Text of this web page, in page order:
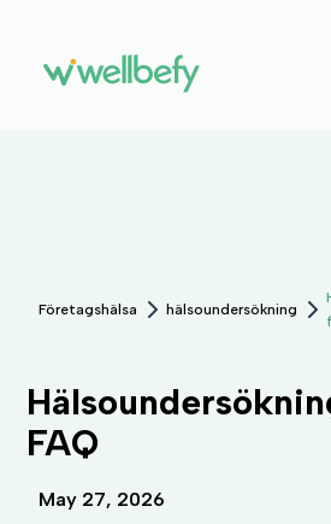
Företagshälsa hälsoundersökning
FAQ
May 27, 2026